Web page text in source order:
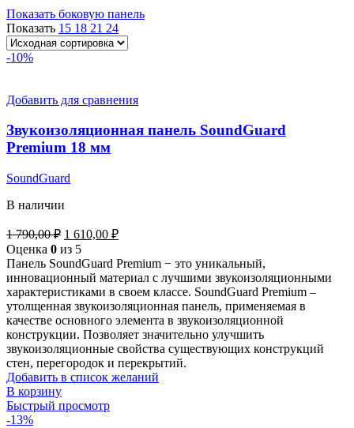
Показать боковую панель
Показать 15 18 21 24
-10%
Добавить для сравнения
Звукоизоляционная панель SoundGuard
Premium 18 мм
SoundGuard
В наличии
1 790,00₽ Первоначальная
цена
составляла
1
790,00 ₽.
1 610,00 ₽Текущая
1
610,00 ₽.
Оценка 0 из 5
Панель SoundGuard Premium − это уникальный,
инновационный материал с лучшими звукоизоляционными
характеристиками в своем классе. SoundGuard Premium –
утолщенная звукоизоляционная панель, применяемая в
качестве основного элемента в звукоизоляционной
конструкции. Позволяет значительно улучшить
звукоизоляционные свойства существующих конструкций
стен, перегородок и перекрытий.
Добавить в список желаний
В корзину
Быстрый просмотр
-13%